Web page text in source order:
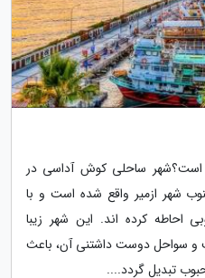
ساحلی کوش آداسی در
کیلومتری جنوب شهر ازمیر واقع شده است و با
احاطه کرده اند. این شهر زیبا
و سواحل دوست داشتنی آن، باعث
تبدیل گردد....